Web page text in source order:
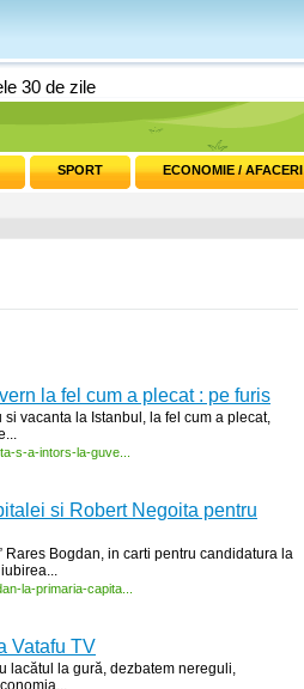
SPORT ECONOMIE / AFACERI
la fel cum a plecat : pe furis
vacanta la Istanbul, la fel cum a plecat,
s-a-intors-la-guve...
si Robert Negoita pentru
Bogdan, in carti pentru candidatura la
la-primaria-capita...
Vatafu TV
lacătul la gură, dezbatem nereguli,